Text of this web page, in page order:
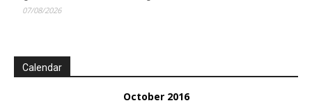
07/08/2026
Calendar
October 2016